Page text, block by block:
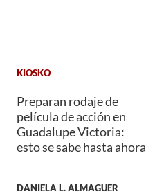
KIOSKO
Preparan rodaje de
película de acción en
Guadalupe Victoria:
esto se sabe hasta ahora
DANIELA L. ALMAGUER